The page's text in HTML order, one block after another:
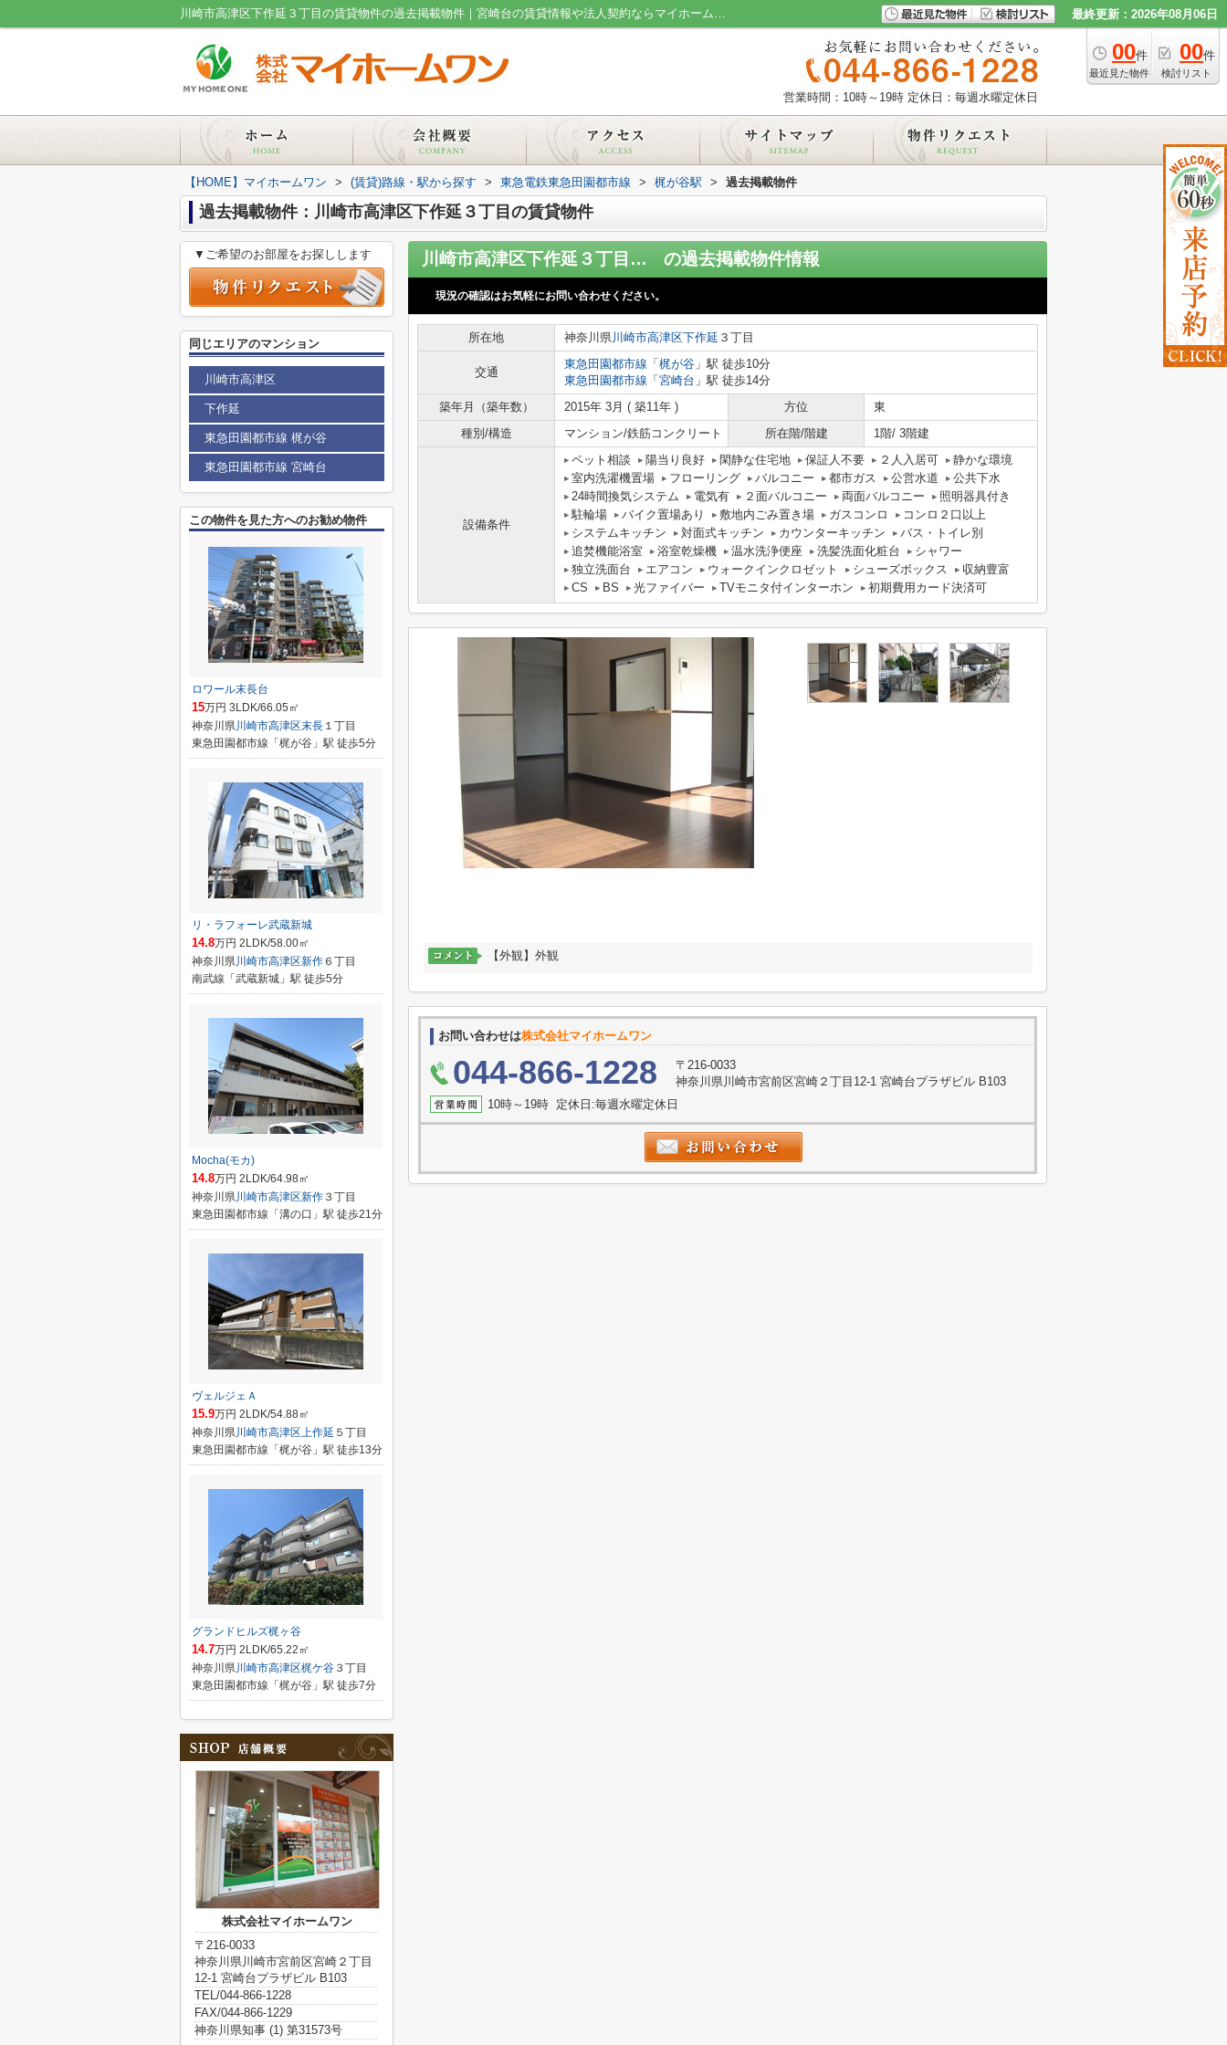
川崎市高津区下作延３丁目の賃貸物件の過去掲載物件｜宮崎台の賃貸情報や法人契約ならマイホームワン 最終更新：2026年08月06日
00件
最近見た物件
00件
検討リスト
営業時間：10時～19時 定休日：毎週水曜定休日
【HOME】マイホームワン > (賃貸)路線・駅から探す > 東急電鉄東急田園都市線 > 梶が谷駅 > 過去掲載物件
過去掲載物件：川崎市高津区下作延３丁目の賃貸物件
川崎市高津区下作延３丁目のマンション の過去掲載物件情報
現況の確認はお気軽にお問い合わせください。
所在地 神奈川県川崎市高津区下作延 ３丁目
交通
東急田園都市線 「 梶が谷 」駅 徒歩10分
東急田園都市線 「 宮崎台 」駅 徒歩14分
築年月（築年数）
2015年 3月 ( 築11年 ) 方位
東
種別/構造
マンション/鉄筋コンクリート 所在階/階建 1階/ 3階建
設備条件
ペット相談 陽当り良好 閑静な住宅地 保証人不要 ２人入居可
静かな環境
室内洗濯機置場
フローリング バルコニー 都市ガス 公営水道
公共下水
24時間換気システム
電気有 ２面バルコニー 両面バルコニー
照明器具付き
駐輪場
バイク置場あり 敷地内ごみ置き場 ガスコンロ
コンロ２口以上
システムキッチン
対面式キッチン カウンターキッチン
バス・トイレ別
追焚機能浴室
浴室乾燥機 温水洗浄便座 洗髪洗面化粧台
シャワー
独立洗面台
エアコン ウォークインクロゼット シューズボックス
収納豊富
CS
BS 光ファイバー TVモニタ付インターホン 初期費用カード決済可
【外観】外観
お問い合わせは株式会社マイホームワン
044-866-1228
〒216-0033
神奈川県川崎市宮前区宮崎２丁目12-1 宮崎台プラザビル B103
10時～19時 定休日:毎週水曜定休日
▼ご希望のお部屋をお探しします
同じエリアのマンション
川崎市高津区
下作延
東急田園都市線 梶が谷
東急田園都市線 宮崎台
この物件を見た方へのお勧め物件
ロワール末長台
15万円 3LDK/66.05㎡
神奈川県川崎市高津区末長 １丁目
東急田園都市線「梶が谷」駅 徒歩5分
リ・ラフォーレ武蔵新城
14.8万円 2LDK/58.00㎡
神奈川県川崎市高津区新作 ６丁目
南武線「武蔵新城」駅 徒歩5分
Mocha(モカ)
14.8万円 2LDK/64.98㎡
神奈川県川崎市高津区新作 ３丁目
東急田園都市線「溝の口」駅 徒歩21分
ヴェルジェＡ
15.9万円 2LDK/54.88㎡
神奈川県川崎市高津区上作延 ５丁目
東急田園都市線「梶が谷」駅 徒歩13分
グランドヒルズ梶ヶ谷
14.7万円 2LDK/65.22㎡
神奈川県川崎市高津区梶ケ谷 ３丁目
東急田園都市線「梶が谷」駅 徒歩7分
株式会社マイホームワン
〒216-0033
神奈川県川崎市宮前区宮崎２丁目
12-1 宮崎台プラザビル B103
TEL/044-866-1228
FAX/044-866-1229
神奈川県知事 (1) 第31573号